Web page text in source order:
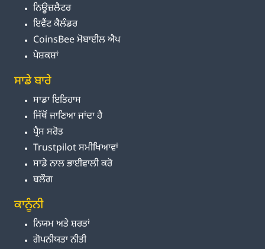
ਨਿਊਜ਼ਲੈਟਰ
ਇਵੈਂਟ ਕੈਲੰਡਰ
CoinsBee ਮੋਬਾਈਲ ਐਪ
ਪੇਸ਼ਕਸ਼ਾਂ
ਸਾਡੇ ਬਾਰੇ
ਸਾਡਾ ਇਤਿਹਾਸ
ਜਿੱਥੋਂ ਜਾਣਿਆ ਜਾਂਦਾ ਹੈ
ਪ੍ਰੈਸ ਸਰੋਤ
Trustpilot ਸਮੀਖਿਆਵਾਂ
ਸਾਡੇ ਨਾਲ ਭਾਈਵਾਲੀ ਕਰੋ
ਬਲੌਗ
ਕਾਨੂੰਨੀ
ਨਿਯਮ ਅਤੇ ਸ਼ਰਤਾਂ
ਗੋਪਨੀਯਤਾ ਨੀਤੀ